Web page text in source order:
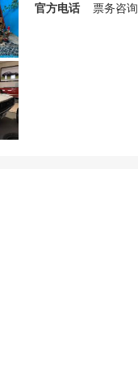
官方电话 票务咨询